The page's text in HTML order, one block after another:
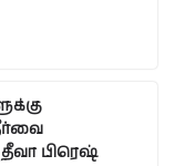
தீவா பிரெஷ்